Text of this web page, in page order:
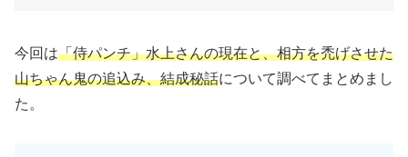
今回は「侍パンチ」水上さんの現在と、相方を禿げさせた
山ちゃん鬼の追込み、結成秘話について調べてまとめまし
た。